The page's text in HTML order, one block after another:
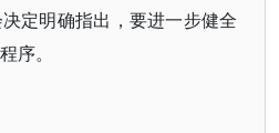
定明确指出，要进一步健全
序。